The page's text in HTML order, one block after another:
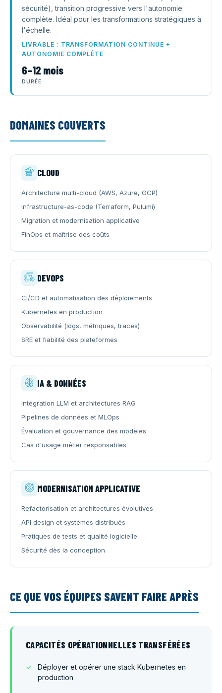
sécurité), transition progressive vers l'autonomie
complète. Idéal pour les transformations stratégiques à
l'échelle.
LIVRABLE : TRANSFORMATION CONTINUE +
AUTONOMIE COMPLÈTE
6–12 mois
DURÉE
DOMAINES COUVERTS
CLOUD
Architecture multi-cloud (AWS, Azure, GCP)
Infrastructure-as-code (Terraform, Pulumi)
Migration et modernisation applicative
FinOps et maîtrise des coûts
DEVOPS
CI/CD et automatisation des déploiements
Kubernetes en production
Observabilité (logs, métriques, traces)
SRE et fiabilité des plateformes
IA & DONNÉES
Intégration LLM et architectures RAG
Pipelines de données et MLOps
Évaluation et gouvernance des modèles
Cas d'usage métier responsables
MODERNISATION APPLICATIVE
Refactorisation et architectures évolutives
API design et systèmes distribués
Pratiques de tests et qualité logicielle
Sécurité dès la conception
CE QUE VOS ÉQUIPES SAVENT FAIRE APRÈS
CAPACITÉS OPÉRATIONNELLES TRANSFÉRÉES
Déployer et opérer une stack Kubernetes en
production